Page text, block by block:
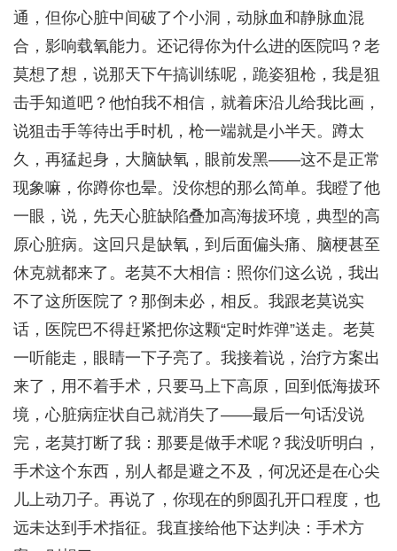
通，但你心脏中间破了个小洞，动脉血和静脉血混
合，影响载氧能力。还记得你为什么进的医院吗？老
莫想了想，说那天下午搞训练呢，跪姿狙枪，我是狙
击手知道吧？他怕我不相信，就着床沿儿给我比画，
说狙击手等待出手时机，枪一端就是小半天。蹲太
久，再猛起身，大脑缺氧，眼前发黑——这不是正常
现象嘛，你蹲你也晕。没你想的那么简单。我瞪了他
一眼，说，先天心脏缺陷叠加高海拔环境，典型的高
原心脏病。这回只是缺氧，到后面偏头痛、脑梗甚至
休克就都来了。老莫不大相信：照你们这么说，我出
不了这所医院了？那倒未必，相反。我跟老莫说实
话，医院巴不得赶紧把你这颗“定时炸弹”送走。老莫
一听能走，眼睛一下子亮了。我接着说，治疗方案出
来了，用不着手术，只要马上下高原，回到低海拔环
境，心脏病症状自己就消失了——最后一句话没说
完，老莫打断了我：那要是做手术呢？我没听明白，
手术这个东西，别人都是避之不及，何况还是在心尖
儿上动刀子。再说了，你现在的卵圆孔开口程度，也
远未达到手术指征。我直接给他下达判决：手术方